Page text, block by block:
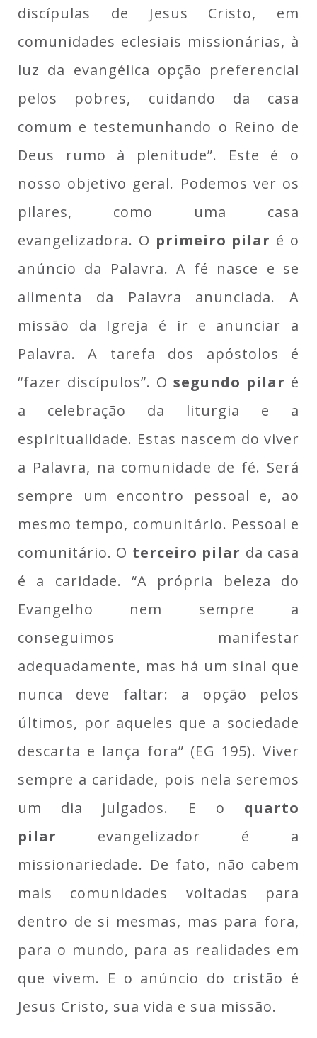
discípulas de Jesus Cristo, em
comunidades eclesiais missionárias, à
luz da evangélica opção preferencial
pelos pobres, cuidando da casa
comum e testemunhando o Reino de
Deus rumo à plenitude”. Este é o
nosso objetivo geral. Podemos ver os
pilares, como uma casa
evangelizadora. O primeiro pilar é o
anúncio da Palavra. A fé nasce e se
alimenta da Palavra anunciada. A
missão da Igreja é ir e anunciar a
Palavra. A tarefa dos apóstolos é
“fazer discípulos”. O segundo pilar é
a celebração da liturgia e a
espiritualidade. Estas nascem do viver
a Palavra, na comunidade de fé. Será
sempre um encontro pessoal e, ao
mesmo tempo, comunitário. Pessoal e
comunitário. O terceiro pilar da casa
é a caridade. “A própria beleza do
Evangelho nem sempre a
conseguimos manifestar
adequadamente, mas há um sinal que
nunca deve faltar: a opção pelos
últimos, por aqueles que a sociedade
descarta e lança fora” (EG 195). Viver
sempre a caridade, pois nela seremos
um dia julgados. E o quarto
pilar evangelizador é a
missionariedade. De fato, não cabem
mais comunidades voltadas para
dentro de si mesmas, mas para fora,
para o mundo, para as realidades em
que vivem. E o anúncio do cristão é
Jesus Cristo, sua vida e sua missão.